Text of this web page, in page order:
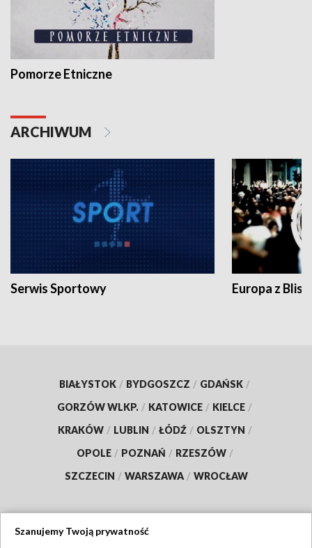
Pomorze Etniczne
ARCHIWUM
Serwis Sportowy Europa z
BIAŁYSTOK / BYDGOSZCZ / GDAŃSK /
GORZÓW WLKP. / KATOWICE / KIELCE /
KRAKÓW / LUBLIN / ŁÓDŹ / OLSZTYN /
OPOLE / POZNAŃ / RZESZÓW /
SZCZECIN / WARSZAWA / WROCŁAW
Szanujemy Twoją prywatność